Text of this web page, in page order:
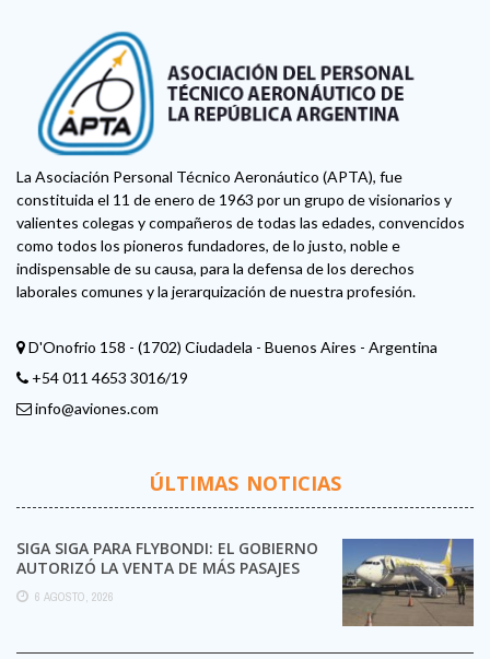
La Asociación Personal Técnico Aeronáutico (APTA), fue
constituida el 11 de enero de 1963 por un grupo de visionarios y
valientes colegas y compañeros de todas las edades, convencidos
como todos los pioneros fundadores, de lo justo, noble e
indispensable de su causa, para la defensa de los derechos
laborales comunes y la jerarquización de nuestra profesión.
D'Onofrio 158 - (1702) Ciudadela - Buenos Aires - Argentina
+54 011 4653 3016/19
info@aviones.com
ÚLTIMAS NOTICIAS
SIGA SIGA PARA FLYBONDI: EL GOBIERNO
AUTORIZÓ LA VENTA DE MÁS PASAJES
6 AGOSTO, 2026